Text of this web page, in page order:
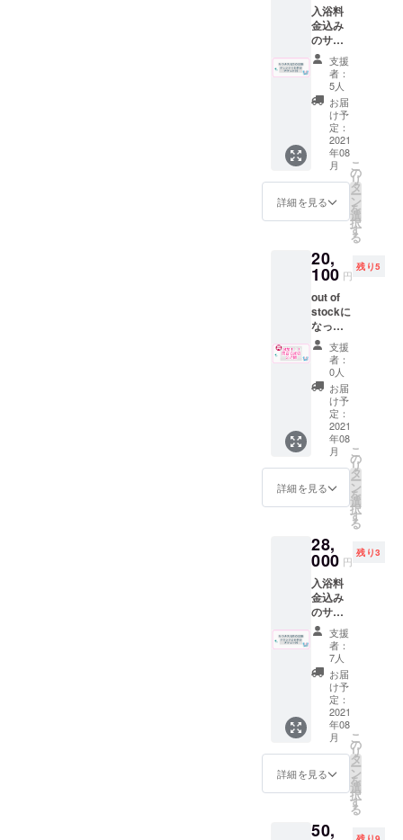
ち着い
て風合
いが増
しま
す。 グ
ラスに
ついて
喫茶深
海の屋
号をプ
リント
した
ウォー
ターグ
ラスで
す。 サ
円周
210mm
口径
6.7×高
さ８cm
ンをご
依頼さ
せて頂
きまし
た。 ク
ラウド
ファン
ディン
グ終了
後の受
注生産
となり
ますの
送は８
月中頃
りま
す。 グ
ラスに
ついて
喫茶深
海の屋
号をプ
リント
した
ウォー
ターグ
ラスで
す。 サ
イズ
円周
口径
6.7×高
してお
りま
す。 ※
送料は
プロ
ジェク
トオー
ナー負
担とな
りま
す。
（使用
時に喫
茶での
酒類の
販売が
可能の
場合）
但し未
成年の
方はソ
フトド
リンク
のみの
ご注文
限2022
年９月
送は９
月中頃
を予定
してお
りま
す。 ※
入札件
数が多
い場
合、追
加生産
になる
１ヶ月
ほど遅
ざいま
す。 ※
送料は
プロ
ジェク
トオー
ナー負
担とな
りま
す。
枚”と"
ポスト
カー
ド"と”
グラ
ス”と”
てぬぐ
い”と”T
シャ
ツ”と”
ステッ
カー”を
同封し
てお送
※ドリン
ク券は
過去に
使用し
てい
た”サウ
ナ100円
引き
券”を代
用致し
ます。
※ドリン
ク券は
アル
コール
も可
（使用
販売が
可能の
場合）
但し未
成年の
方はソ
フトド
リンク
のみの
ご注文
に限り
ます。
※有効期
限2022
年９月
送は９
月中頃
りま
入浴料
金込み
のサウ
ナ値引
きの回
数券30
枚（サ
ウナ料
金200円
→110
円）と
喫茶ド
リンク
15杯分
の回数
券を同
お送り
させて
頂きま
す。 ※
ドリン
ク券は
過去に
使用し
てい
た”サウ
ナ100円
引き
券”を代
用致し
ます。
※ドリン
ク券は
（使用
時に喫
茶での
酒類の
販売が
可能の
場合）
但し未
成年の
方はソ
フトド
リンク
のみの
ご注文
に限り
ます。
※有効期
送は８
支援
者：
5人
お届
け予
定：
2021
年08
月
詳細を見る
こ
の
リ
タ
ー
ン
を
選
択
す
る
20,
100 円
残り5
out of
stockに
なって
いたこ
ちらの
プラン
を再追
加致し
まし
た！リ
ターン
品の内
容は同
じで
す。 開
店前の
15時で
貸切で
サウナ
付きの
入浴が
できま
す。 お
好きな
喫茶ド
リンク
一人１
杯付き
となり
ます。
※ドリン
クはア
ルコー
茶での
支援
者：
0人
お届
け予
定：
2021
年08
月
詳細を見る
こ
の
リ
タ
ー
ン
を
選
択
す
る
28,
000 円
残り3
入浴料
金込み
のサウ
ナ値引
きの回
数券50
枚（サ
ウナ料
金200円
→90
円）喫
茶ドリ
ンク20
杯分の
回数券
を同封
送りさ
支援
者：
7人
お届
け予
定：
2021
年08
月
詳細を見る
こ
の
リ
タ
ー
ン
を
選
択
す
る
50,